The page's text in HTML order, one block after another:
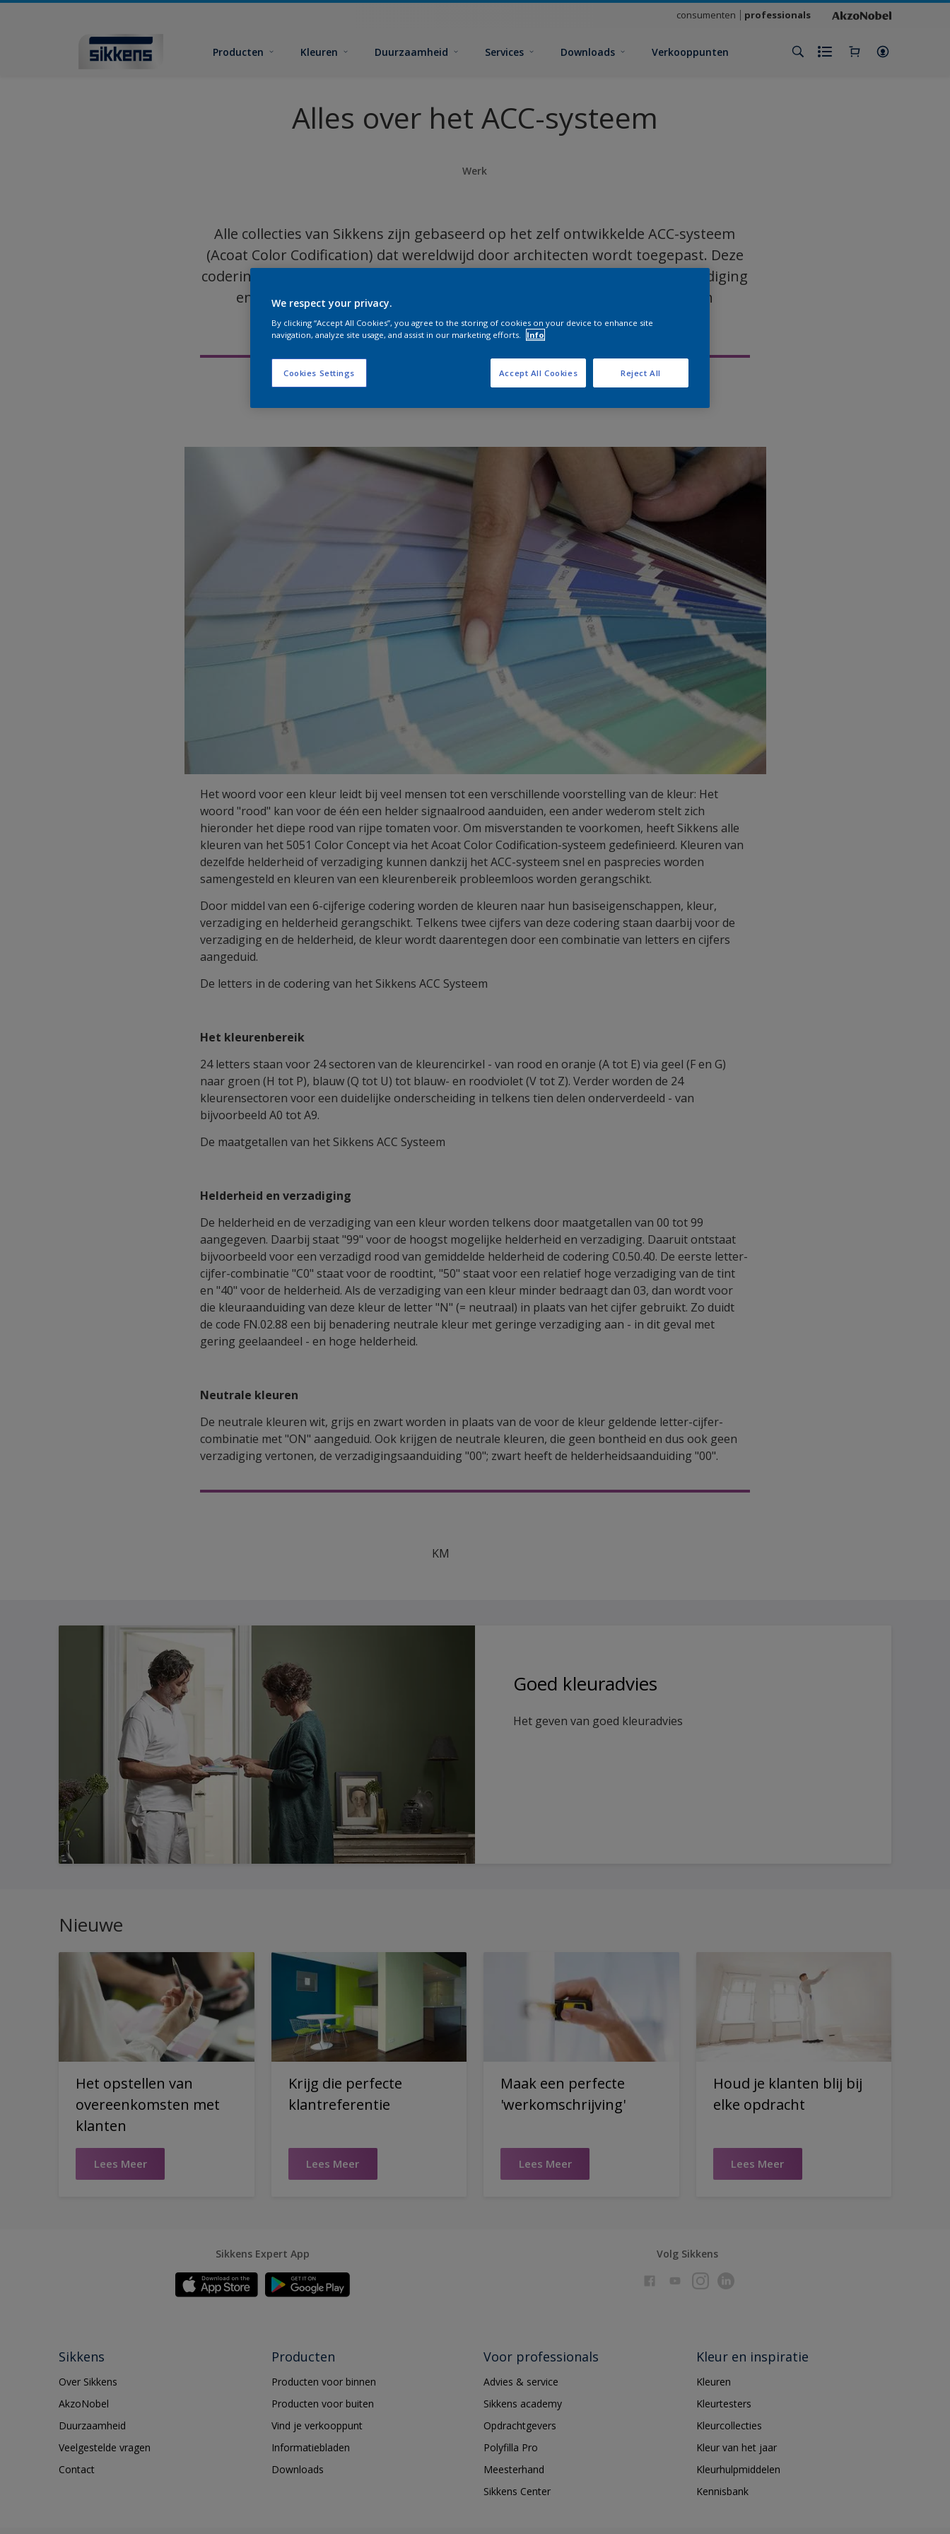
consumenten professionals
Producten Kleuren Duurzaamheid Services Downloads Verkooppunten
Alles over het ACC-systeem
Werk
Alle collecties van Sikkens zijn gebaseerd op het zelf ontwikkelde ACC-systeem
(Acoat Color Codification) dat wereldwijd door architecten wordt toegepast. Deze
codering rangschikt de kleuren naar hun basiseigenschappen - kleur, verzadiging
en helderheid. Kleuren worden zo precies gedefinieerd en systematisch
gekenmerkt.
Het woord voor een kleur leidt bij veel mensen tot een verschillende voorstelling van de kleur: Het
woord "rood" kan voor de één een helder signaalrood aanduiden, een ander wederom stelt zich
hieronder het diepe rood van rijpe tomaten voor. Om misverstanden te voorkomen, heeft Sikkens alle
kleuren van het 5051 Color Concept via het Acoat Color Codification-systeem gedefinieerd. Kleuren van
dezelfde helderheid of verzadiging kunnen dankzij het ACC-systeem snel en pasprecies worden
samengesteld en kleuren van een kleurenbereik probleemloos worden gerangschikt.
Door middel van een 6-cijferige codering worden de kleuren naar hun basiseigenschappen, kleur,
verzadiging en helderheid gerangschikt. Telkens twee cijfers van deze codering staan daarbij voor de
verzadiging en de helderheid, de kleur wordt daarentegen door een combinatie van letters en cijfers
aangeduid.
De letters in de codering van het Sikkens ACC Systeem
Het kleurenbereik
24 letters staan voor 24 sectoren van de kleurencirkel - van rood en oranje (A tot E) via geel (F en G)
naar groen (H tot P), blauw (Q tot U) tot blauw- en roodviolet (V tot Z). Verder worden de 24
kleurensectoren voor een duidelijke onderscheiding in telkens tien delen onderverdeeld - van
bijvoorbeeld A0 tot A9.
De maatgetallen van het Sikkens ACC Systeem
Helderheid en verzadiging
De helderheid en de verzadiging van een kleur worden telkens door maatgetallen van 00 tot 99
aangegeven. Daarbij staat "99" voor de hoogst mogelijke helderheid en verzadiging. Daaruit ontstaat
bijvoorbeeld voor een verzadigd rood van gemiddelde helderheid de codering C0.50.40. De eerste letter-
cijfer-combinatie "C0" staat voor de roodtint, "50" staat voor een relatief hoge verzadiging van de tint
en "40" voor de helderheid. Als de verzadiging van een kleur minder bedraagt dan 03, dan wordt voor
die kleuraanduiding van deze kleur de letter "N" (= neutraal) in plaats van het cijfer gebruikt. Zo duidt
de code FN.02.88 een bij benadering neutrale kleur met geringe verzadiging aan - in dit geval met
gering geelaandeel - en hoge helderheid.
Neutrale kleuren
De neutrale kleuren wit, grijs en zwart worden in plaats van de voor de kleur geldende letter-cijfer-
combinatie met "ON" aangeduid. Ook krijgen de neutrale kleuren, die geen bontheid en dus ook geen
verzadiging vertonen, de verzadigingsaanduiding "00"; zwart heeft de helderheidsaanduiding "00".
KM
Goed kleuradvies
Het geven van goed kleuradvies
Nieuwe
Het opstellen van
overeenkomsten met
klanten
Lees Meer
Krijg die perfecte
klantreferentie
Lees Meer
Maak een perfecte
'werkomschrijving'
Lees Meer
Houd je klanten blij bij
elke opdracht
Lees Meer
Sikkens Expert App Volg Sikkens
Sikkens
Over Sikkens
AkzoNobel
Duurzaamheid
Veelgestelde vragen
Contact
Producten
Producten voor binnen
Producten voor buiten
Vind je verkooppunt
Informatiebladen
Downloads
Voor professionals
Advies & service
Sikkens academy
Opdrachtgevers
Polyfilla Pro
Meesterhand
Sikkens Center
Kleur en inspiratie
Kleuren
Kleurtesters
Kleurcollecties
Kleur van het jaar
Kleurhulpmiddelen
Kennisbank
We respect your privacy.
By clicking “Accept All Cookies”, you agree to the storing of cookies on your device to enhance site
navigation, analyze site usage, and assist in our marketing efforts.
Info
Cookies Settings Reject All
Accept All Cookies